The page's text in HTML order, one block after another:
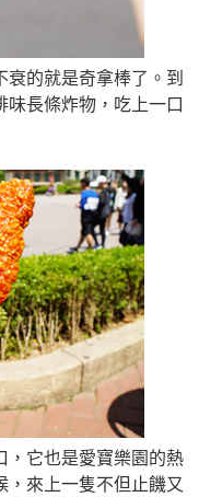
的就是奇拿棒了。到
味長條炸物，吃上一口
，它也是愛寶樂園的熱
，來上一隻不但止饑又